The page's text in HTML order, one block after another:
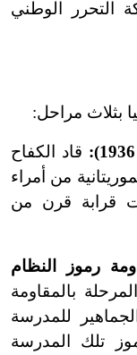
التحرر الوطني
بثلاث مراحل:
قاد الكفاح
من أمراء
قرابة قرن من
رموز النظام
بالمقاومة
للمدرسة
تلك المدرسة